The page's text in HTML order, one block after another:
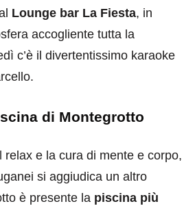
Lounge bar La Fiesta, in
accogliente tutta la
c’è il divertentissimo karaoke
di Montegrotto
relax e la cura di mente e corpo,
si aggiudica un altro
è presente la piscina più